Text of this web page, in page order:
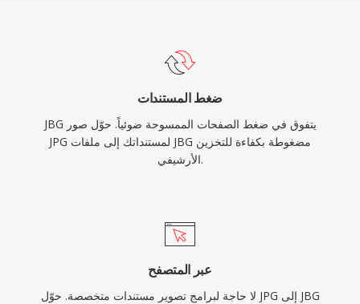
ضغط المستندات
JBG يتفوق في ضغط الصفحات الممسوحة ضوئياً. حوّل صور
JPG لمستنداتك إلى ملفات JBG مضغوطة بكفاءة للتخزين
الأرشيفي.
عبر المتصفح
لا حاجة لبرامج تصوير مستندات متخصصة. حوّل JPG إلى JBG